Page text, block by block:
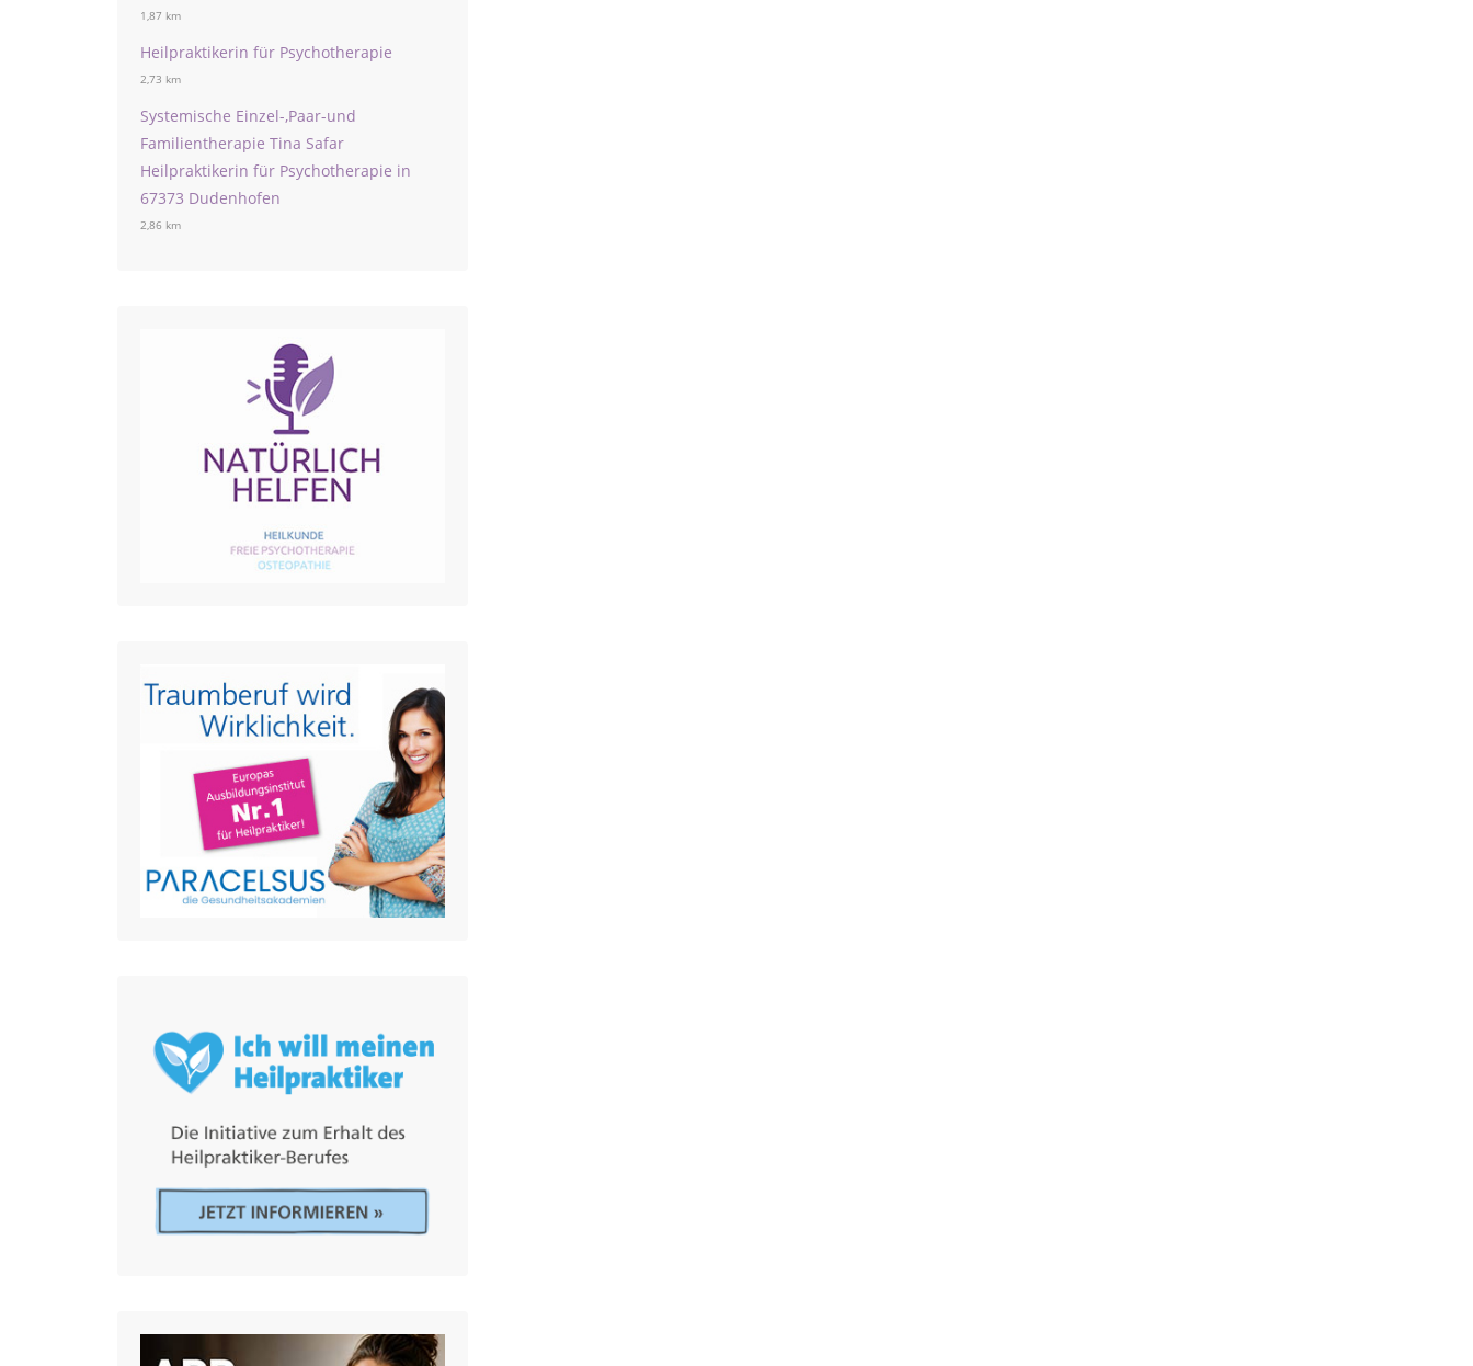
1,87 km
Heilpraktikerin für Psychotherapie
2,73 km
Systemische Einzel-,Paar-und
Familientherapie Tina Safar
Heilpraktikerin für Psychotherapie in
67373 Dudenhofen
2,86 km